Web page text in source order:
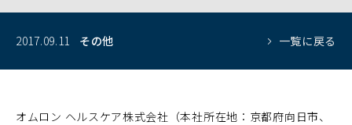
2017.09.11 その他 一覧に戻る
オムロン ヘルスケア株式会社（本社所在地：京都府向日市、